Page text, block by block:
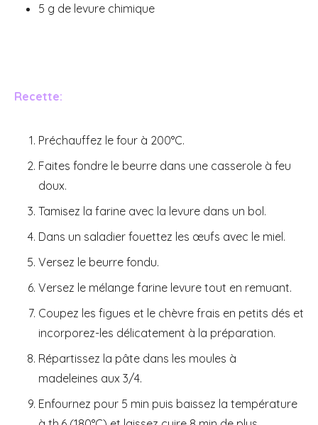
5 g de levure chimique
Recette:
Préchauffez le four à 200°C.
Faites fondre le beurre dans une casserole à feu
doux.
Tamisez la farine avec la levure dans un bol.
Dans un saladier fouettez les œufs avec le miel.
Versez le beurre fondu.
Versez le mélange farine levure tout en remuant.
Coupez les figues et le chèvre frais en petits dés et
incorporez-les délicatement à la préparation.
Répartissez la pâte dans les moules à
madeleines aux 3/4.
Enfournez pour 5 min puis baissez la température